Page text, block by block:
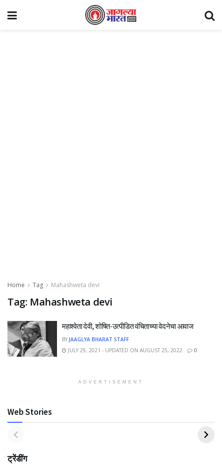
Home Tag Mahashweta devi
Tag: Mahashweta devi
महाश्वेता देवी, शोषित-उत्पीडित वंचिताच्या वेदनेचा आवाज
BY JAAGLYA BHARAT STAFF
JULY 29, 2021 - UPDATED ON AUGUST 25, 2022
0
ADVERTISEMENT
Web Stories
ट्रेंडींग